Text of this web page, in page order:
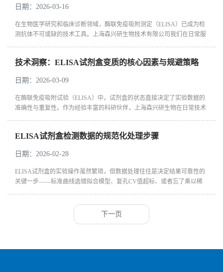
析
日期：2026-03-16
在生物医学研究和临床诊断领域，酶联免疫吸附测定（ELISA）已成为检
测抗体不可或缺的技术工具。上海森兴研生物技术有限公司我们在日常服
技术洞察：ELISA试剂盒变质的核心因素与规避策略
日期：2026-03-09
在酶联免疫吸附试验（ELISA）中，试剂盒的状态直接决定了实验数据的
准确性与重复性。作为经验丰富的科研伙伴，上海森兴研生物在日常技术
ELISA试剂盒检测数据的规范化处理步骤
日期：2026-02-28
ELISA试剂盒的实验操作虽然繁琐，但数据处理往往是决定结果可靠性的
关键一步——标准曲线选错拟合模型、复孔CV值超标、或者忘了乘以稀
下一页